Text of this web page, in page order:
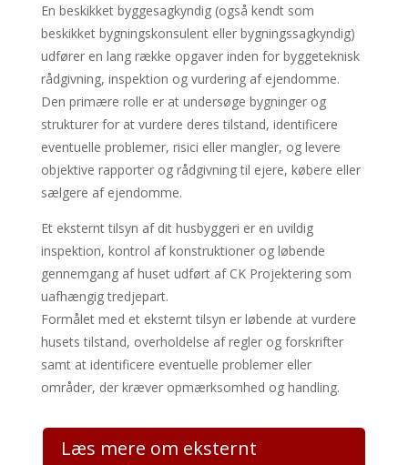
En beskikket byggesagkyndig (også kendt som
beskikket bygningskonsulent eller bygningssagkyndig)
udfører en lang række opgaver inden for byggeteknisk
rådgivning, inspektion og vurdering af ejendomme.
Den primære rolle er at undersøge bygninger og
strukturer for at vurdere deres tilstand, identificere
eventuelle problemer, risici eller mangler, og levere
objektive rapporter og rådgivning til ejere, købere eller
sælgere af ejendomme.
Et eksternt tilsyn af dit husbyggeri er en uvildig
inspektion, kontrol af konstruktioner og løbende
gennemgang af huset udført af CK Projektering som
uafhængig tredjepart.
Formålet med et eksternt tilsyn er løbende at vurdere
husets tilstand, overholdelse af regler og forskrifter
samt at identificere eventuelle problemer eller
områder, der kræver opmærksomhed og handling.
Læs mere om eksternt